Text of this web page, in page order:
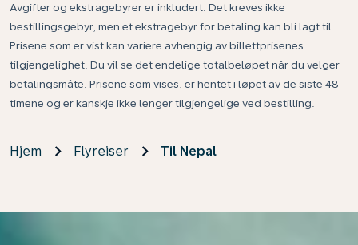
Avgifter og ekstragebyrer er inkludert. Det kreves ikke
bestillingsgebyr, men et ekstragebyr for betaling kan bli lagt til.
Prisene som er vist kan variere avhengig av billettprisenes
tilgjengelighet. Du vil se det endelige totalbeløpet når du velger
betalingsmåte. Prisene som vises, er hentet i løpet av de siste 48
timene og er kanskje ikke lenger tilgjengelige ved bestilling.
Hjem Flyreiser Til Nepal